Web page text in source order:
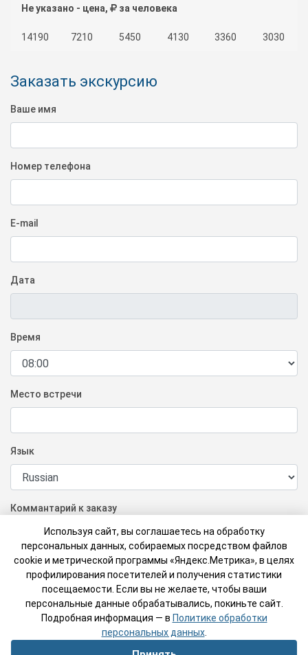
Не указано - цена, за человека
14190 7210 5450 4130 3360 3030
Заказать экскурсию
Ваше имя
Номер телефона
E-mail
Дата
Время
Место встречи
Язык
Коммантарий к заказу
Не указано
Заказать экскурсию
Используя сайт, вы соглашаетесь на обработку
персональных данных, собираемых посредством файлов
cookie и метрической программы «Яндекс.Метрика», в целях
профилирования посетителей и получения статистики
посещаемости. Если вы не желаете, чтобы ваши
персональные данные обрабатывались, покиньте сайт.
Подробная информация — в Политике обработки
персональных данных.